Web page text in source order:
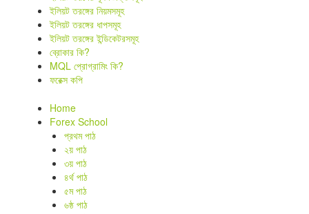
ইলিয়ট তরঙ্গের নিয়মসমূহ
ইলিয়ট তরঙ্গের ধাপসমূহ
ইলিয়ট তরঙ্গের ইন্ডিকেটরসমূহ
ব্রোকার কি?
MQL প্রোগ্রামিং কি?
ফরেক্স কপি
Home
Forex School
প্রথম পাঠ
২য় পাঠ
৩য় পাঠ
৪র্থ পাঠ
৫ম পাঠ
৬ষ্ঠ পাঠ